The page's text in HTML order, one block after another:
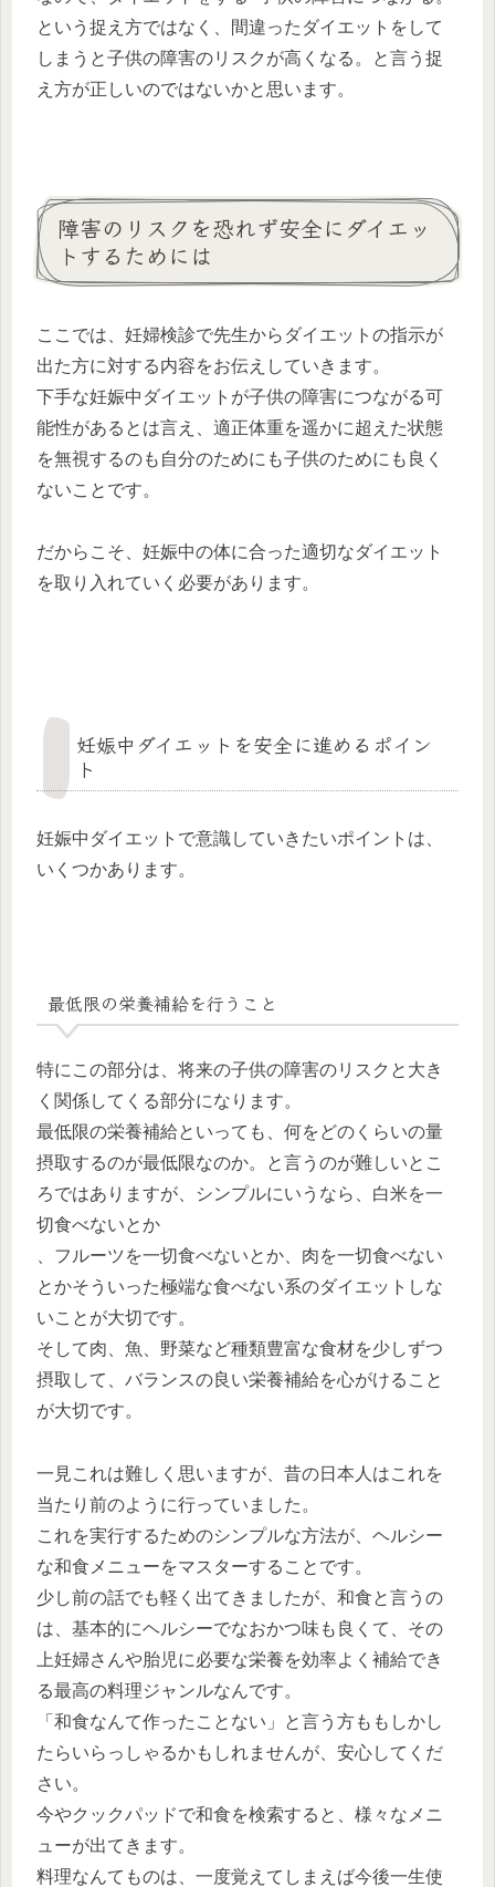
という捉え方ではなく、間違ったダイエットをして
しまうと子供の障害のリスクが高くなる。と言う捉
え方が正しいのではないかと思います。
障害のリスクを恐れず安全にダイエッ
トするためには
ここでは、妊婦検診で先生からダイエットの指示が
出た方に対する内容をお伝えしていきます。
下手な妊娠中ダイエットが子供の障害につながる可
能性があるとは言え、適正体重を遥かに超えた状態
を無視するのも自分のためにも子供のためにも良く
ないことです。
だからこそ、妊娠中の体に合った適切なダイエット
を取り入れていく必要があります。
妊娠中ダイエットを安全に進めるポイン
ト
妊娠中ダイエットで意識していきたいポイントは、
いくつかあります。
最低限の栄養補給を行うこと
特にこの部分は、将来の子供の障害のリスクと大き
く関係してくる部分になります。
最低限の栄養補給といっても、何をどのくらいの量
摂取するのが最低限なのか。と言うのが難しいとこ
ろではありますが、シンプルにいうなら、白米を一
切食べないとか
、フルーツを一切食べないとか、肉を一切食べない
とかそういった極端な食べない系のダイエットしな
いことが大切です。
そして肉、魚、野菜など種類豊富な食材を少しずつ
摂取して、バランスの良い栄養補給を心がけること
が大切です。
一見これは難しく思いますが、昔の日本人はこれを
当たり前のように行っていました。
これを実行するためのシンプルな方法が、ヘルシー
な和食メニューをマスターすることです。
少し前の話でも軽く出てきましたが、和食と言うの
は、基本的にヘルシーでなおかつ味も良くて、その
上妊婦さんや胎児に必要な栄養を効率よく補給でき
る最高の料理ジャンルなんです。
「和食なんて作ったことない」と言う方ももしかし
たらいらっしゃるかもしれませんが、安心してくだ
さい。
今やクックパッドで和食を検索すると、様々なメニ
ューが出てきます。
料理なんてものは、一度覚えてしまえば今後一生使